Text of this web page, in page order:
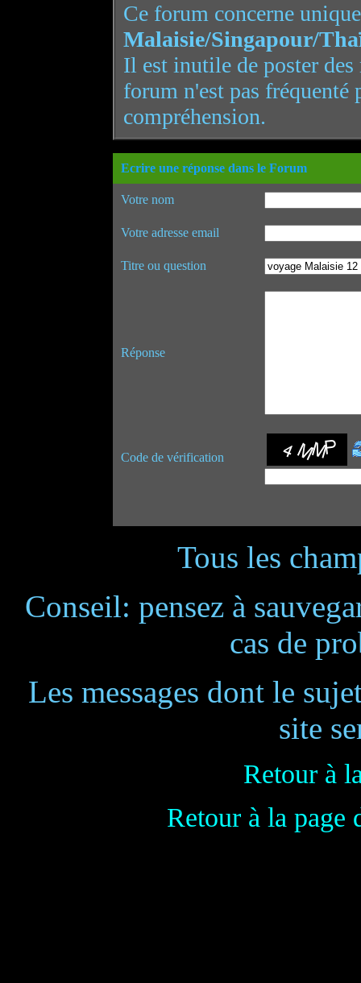
Ce forum concerne
Malaisie/Singapour/
Il est inutile de poster
forum n'est pas
compréhension.
Ecrire une réponse dans le Forum
Votre nom
Votre adresse email
Titre ou question
Réponse
Code de vérification
Tous les
Conseil: pensez à
cas de
Les messages dont le
site
Retour à
Retour à la page